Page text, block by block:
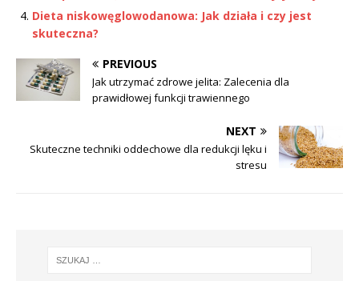
Dieta niskowęglowodanowa: Jak działa i czy jest
skuteczna?
PREVIOUS
Jak utrzymać zdrowe jelita: Zalecenia dla
prawidłowej funkcji trawiennego
NEXT
Skuteczne techniki oddechowe dla redukcji lęku i
stresu